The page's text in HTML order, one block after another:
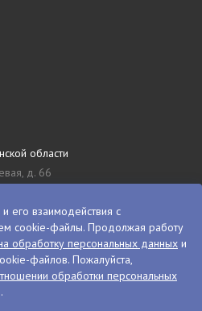
области
д. 66
Магаданской области
д. 11
его взаимодействия с
cookie-файлы. Продолжая работу
обработку персональных данных и
файлов. Пожалуйста,
обработки персональных